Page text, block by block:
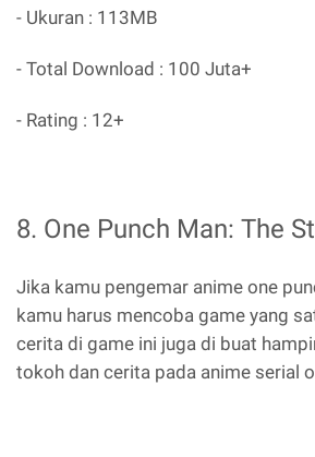
- Ukuran : 113MB
- Total Download : 100 Juta+
- Rating : 12+
8. One Punch Man: The
Jika kamu pengemar anime one
kamu harus mencoba game yang
cerita di game ini juga di buat
tokoh dan cerita pada anime serial